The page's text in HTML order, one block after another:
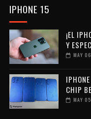
IPHONE 15
¡EL
Y
MAY
CHIP
MAY